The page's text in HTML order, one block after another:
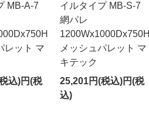
MB-A-7
レット マ
込)円(税
イルタイプ MB-S-7
網パレ
メッシュパレット マ
キテック
25,201円(税込)円(税
込)